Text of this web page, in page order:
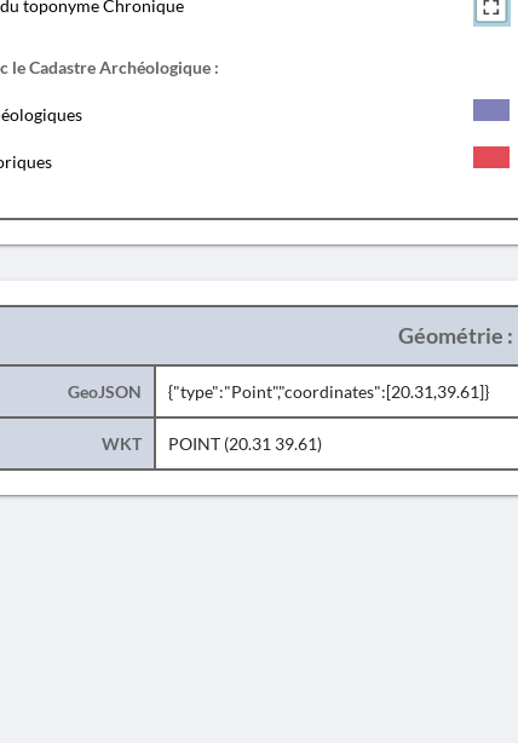
toponyme Chronique
le Cadastre Archéologique :
Géométrie :
GeoJSON {"type":"Point","coordinates":[20.31,39.61]}
WKT POINT (20.31 39.61)